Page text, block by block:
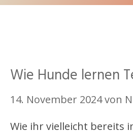
Wie Hunde lernen
14. November 2024von
Wie ihr vielleicht bereits